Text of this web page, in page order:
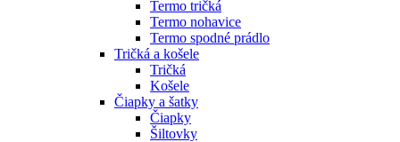
Termo tričká
Termo nohavice
Termo spodné prádlo
Tričká a košele
Tričká
Košele
Čiapky a šatky
Čiapky
Šiltovky